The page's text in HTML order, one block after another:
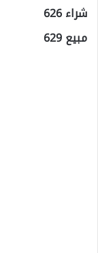
شراء 626
مبيع 629